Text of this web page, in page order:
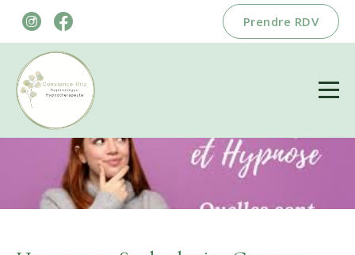
Prendre RDV